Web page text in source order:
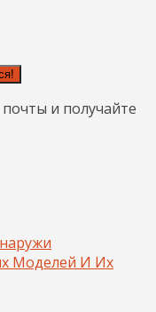
и получайте
Моделей И Их